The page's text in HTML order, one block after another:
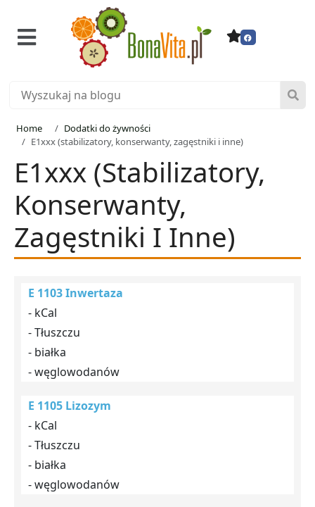
Home
Dodatki do żywności
E1xxx (stabilizatory, konserwanty, zagęstniki i inne)
E1xxx (stabilizatory,
Konserwanty,
Zagęstniki I Inne)
E 1103 Inwertaza
- kCal
- Tłuszczu
- białka
- węglowodanów
E 1105 Lizozym
- kCal
- Tłuszczu
- białka
- węglowodanów